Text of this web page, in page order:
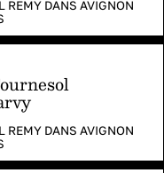
REMY DANS AVIGNON
REMY DANS AVIGNON